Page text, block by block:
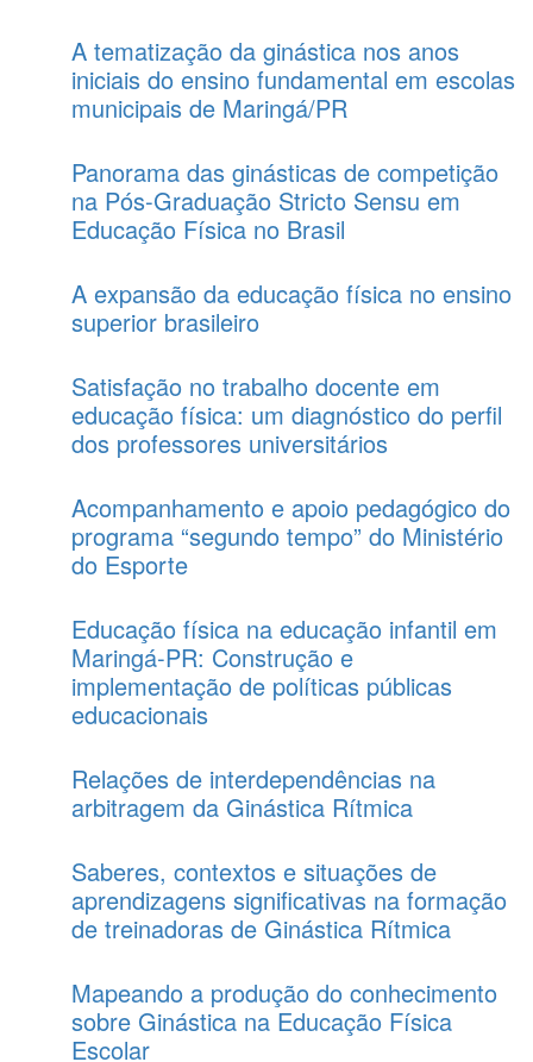
A tematização da ginástica nos anos
iniciais do ensino fundamental em escolas
municipais de Maringá/PR
Panorama das ginásticas de competição
na Pós-Graduação Stricto Sensu em
Educação Física no Brasil
A expansão da educação física no ensino
superior brasileiro
Satisfação no trabalho docente em
educação física: um diagnóstico do perfil
dos professores universitários
Acompanhamento e apoio pedagógico do
programa “segundo tempo” do Ministério
do Esporte
Educação física na educação infantil em
Maringá-PR: Construção e
implementação de políticas públicas
educacionais
Relações de interdependências na
arbitragem da Ginástica Rítmica
Saberes, contextos e situações de
aprendizagens significativas na formação
de treinadoras de Ginástica Rítmica
Mapeando a produção do conhecimento
sobre Ginástica na Educação Física
Escolar